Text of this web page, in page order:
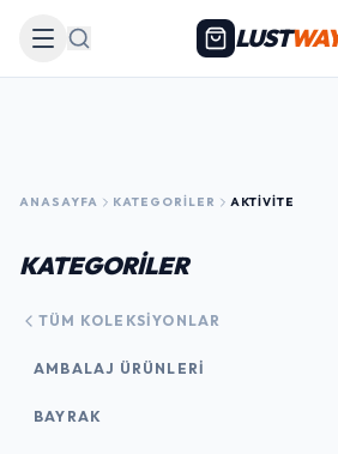
Arama LUST
ANASAYFA KATEGORILER AKTIVITE
KATEGORİLER
TÜM KOLEKSIYONLAR
AMBALAJ ÜRÜNLERI
BAYRAK